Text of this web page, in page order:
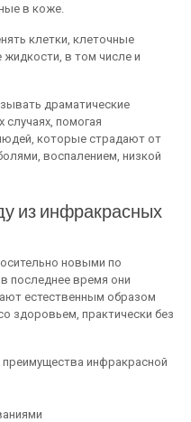
в коже.
клетки, клеточные
в том числе и
драматические
случаях, помогая
которые страдают от
воспалением, низкой
из инфракрасных
новыми по
последнее время они
естественным образом
здоровьем, практически без
инфракрасной